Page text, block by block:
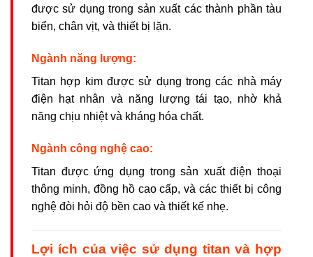
được sử dụng trong sản xuất các thành phần tàu
biển, chân vịt, và thiết bị lặn.
Ngành năng lượng:
Titan hợp kim được sử dụng trong các nhà máy
điện hạt nhân và năng lượng tái tạo, nhờ khả
năng chịu nhiệt và kháng hóa chất.
Ngành công nghệ cao:
Titan được ứng dụng trong sản xuất điện thoại
thông minh, đồng hồ cao cấp, và các thiết bị công
nghệ đòi hỏi độ bền cao và thiết kế nhẹ.
Lợi ích của việc sử dụng titan và hợp